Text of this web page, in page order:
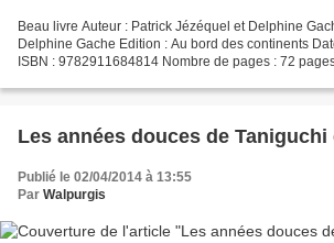
Beau livre Auteur : Patrick Jézéquel et Delphine
Delphine Gache Edition : Au bord des continents
ISBN : 9782911684814 Nombre de pages : 72
Les années douces de Taniguchi
Publié le 02/04/2014 à 13:55
Par Walpurgis